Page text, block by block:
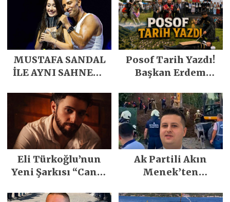
MUSTAFA SANDAL
İLE AYNI SAHNEDE
Posof Tarih Yazdı!
Başkan Erdem
Emeğiyle Son
Yılların En Büyük
Festivali
Gerçekleşti
Eli Türkoğlu’nun
Yeni Şarkısı “Canın
İlgi Gördü!..
Ak Partili Akın
Menek’ten
heyelan sonrası